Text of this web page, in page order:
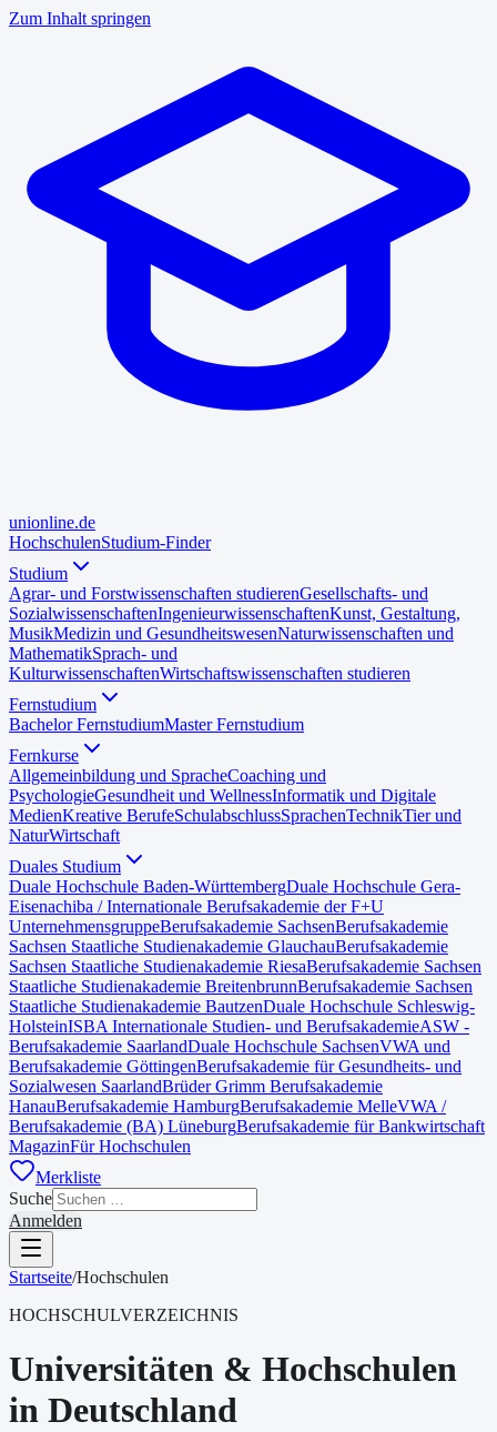
Zum Inhalt springen
unionline.de
HochschulenStudium-Finder
Studium
Agrar- und Forstwissenschaften studierenGesellschafts- und
SozialwissenschaftenIngenieurwissenschaftenKunst, Gestaltung,
MusikMedizin und GesundheitswesenNaturwissenschaften und
MathematikSprach- und
KulturwissenschaftenWirtschaftswissenschaften studieren
Fernstudium
Bachelor FernstudiumMaster Fernstudium
Fernkurse
Allgemeinbildung und SpracheCoaching und
PsychologieGesundheit und WellnessInformatik und Digitale
MedienKreative BerufeSchulabschlussSprachenTechnikTier und
NaturWirtschaft
Duales Studium
Duale Hochschule Baden-WürttembergDuale Hochschule Gera-
Eisenachiba / Internationale Berufsakademie der F+U
UnternehmensgruppeBerufsakademie SachsenBerufsakademie
Sachsen Staatliche Studienakademie GlauchauBerufsakademie
Sachsen Staatliche Studienakademie RiesaBerufsakademie Sachsen
Staatliche Studienakademie BreitenbrunnBerufsakademie Sachsen
Staatliche Studienakademie BautzenDuale Hochschule Schleswig-
HolsteinISBA Internationale Studien- und BerufsakademieASW -
Berufsakademie SaarlandDuale Hochschule SachsenVWA und
Berufsakademie GöttingenBerufsakademie für Gesundheits- und
Sozialwesen SaarlandBrüder Grimm Berufsakademie
HanauBerufsakademie HamburgBerufsakademie MelleVWA /
Berufsakademie (BA) LüneburgBerufsakademie für Bankwirtschaft
MagazinFür Hochschulen
Merkliste
Suche
Anmelden
Startseite/Hochschulen
HOCHSCHULVERZEICHNIS
Universitäten & Hochschulen
in Deutschland